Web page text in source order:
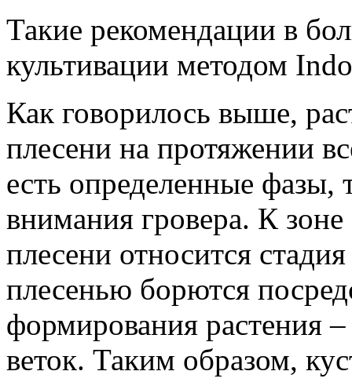
Такие рекомендации в
культивации методом
Как говорилось выше,
плесени на протяжении
есть определенные
внимания гровера. К
плесени относится
плесенью борются
формирования растения
веток. Таким образом,